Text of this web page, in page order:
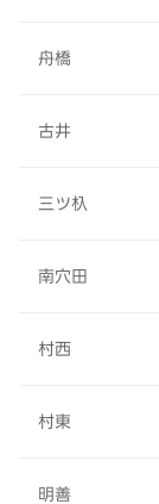
舟橋
古井
三ツ杁
南穴田
村西
村東
明善